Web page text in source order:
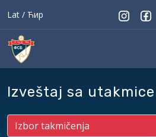
Lat / Ћир
Izveštaj sa utakmice